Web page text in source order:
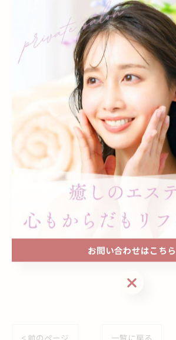
MetaLTSKIN ╴¥6,930
＿＿＿＿＿＿＿＿＿＿＿＿＿＿＿＿
#メタエルティスキン
#MetaLTSKIN
#ミスト美容液
#乾燥対策
ツヤ肌
美肌ケア
お問い合わせはこちら
お問い合わせはこちら